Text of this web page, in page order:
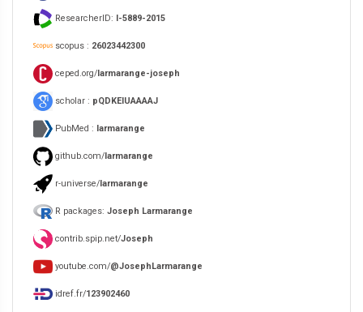
ResearcherID: I-5889-2015
scopus : 26023442300
ceped.org/larmarange-joseph
scholar : pQDKEIUAAAAJ
PubMed : larmarange
github.com/larmarange
r-universe/larmarange
R packages: Joseph Larmarange
contrib.spip.net/Joseph
youtube.com/@JosephLarmarange
idref.fr/123902460